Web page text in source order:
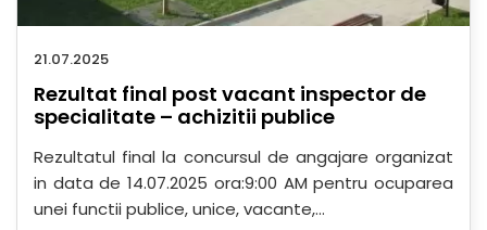
21.07.2025
Rezultat final post vacant inspector de
specialitate – achizitii publice
Rezultatul final la concursul de angajare organizat
in data de 14.07.2025 ora:9:00 AM pentru ocuparea
unei functii publice, unice, vacante,...